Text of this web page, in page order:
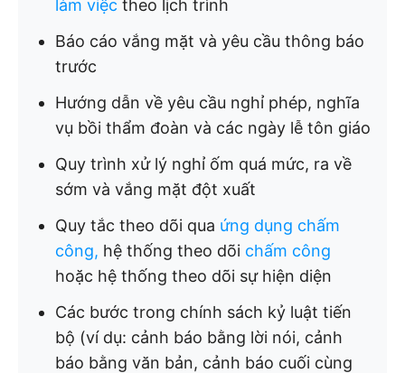
làm việc theo lịch trình
Báo cáo vắng mặt và yêu cầu thông báo
trước
Hướng dẫn về yêu cầu nghỉ phép, nghĩa
vụ bồi thẩm đoàn và các ngày lễ tôn giáo
Quy trình xử lý nghỉ ốm quá mức, ra về
sớm và vắng mặt đột xuất
Quy tắc theo dõi qua ứng dụng chấm
công, hệ thống theo dõi chấm công
hoặc hệ thống theo dõi sự hiện diện
Các bước trong chính sách kỷ luật tiến
bộ (ví dụ: cảnh báo bằng lời nói, cảnh
báo bằng văn bản, cảnh báo cuối cùng